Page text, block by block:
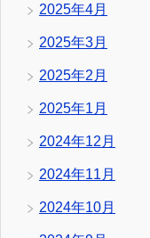
2025年4月
2025年3月
2025年2月
2025年1月
2024年12月
2024年11月
2024年10月